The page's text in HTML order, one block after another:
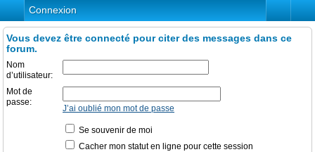
Connexion
Vous devez être connecté pour citer des messages dans ce
forum.
Nom
d’utilisateur:
Mot de
passe:
J’ai oublié mon mot de passe
Se souvenir de moi
Cacher mon statut en ligne pour cette session